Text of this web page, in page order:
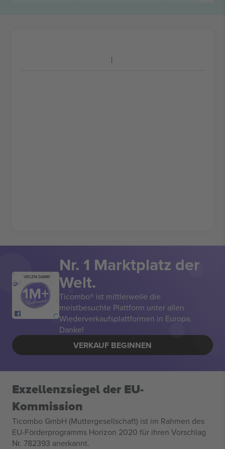
VIELEN DANK!
Nr. 1 Marktplatz der
Welt.
Ticombo® ist mittlerweile die
meistbesuchte Plattform unter allen
Wiederverkaufsplattformen in Europa.
Danke!
VERKAUF BEGINNEN
Exzellenzsiegel der EU-
Kommission
Ticombo GmbH (Muttergesellschaft) ist im Rahmen des
EU-Förderprogramms Horizon 2020 für ihren Vorschlag
Nr. 782393 anerkannt.